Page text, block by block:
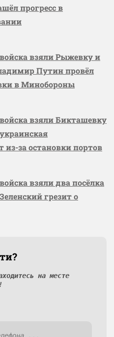
прогресс в
взяли Рыжевку и
Путин провёл
в Минобороны
взяли Бикташевку
за остановки портов
взяли два посёлка
грезит о
на месте